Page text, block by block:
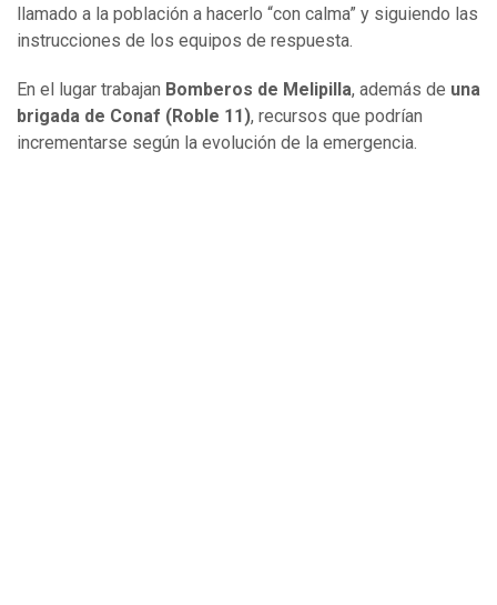
llamado a la población a hacerlo “con calma” y siguiendo las
instrucciones de los equipos de respuesta.
En el lugar trabajan Bomberos de Melipilla, además de una
brigada de Conaf (Roble 11), recursos que podrían
incrementarse según la evolución de la emergencia.